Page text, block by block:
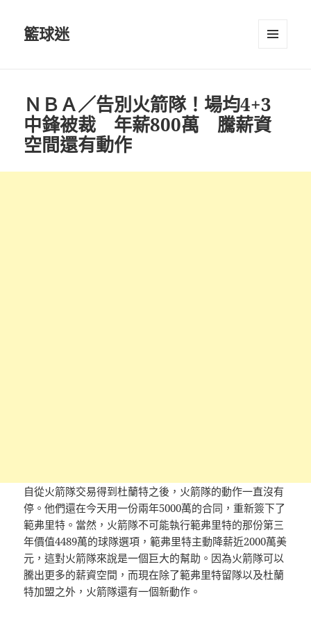
籃球迷
ＮＢＡ／告別火箭隊！場均4+3
中鋒被裁 年薪800萬 騰薪資
空間還有動作
自從火箭隊交易得到杜蘭特之後，火箭隊的動作一直沒有
停。他們還在今天用一份兩年5000萬的合同，重新簽下了
範弗里特。當然，火箭隊不可能執行範弗里特的那份第三
年價值4489萬的球隊選項，範弗里特主動降薪近2000萬美
元，這對火箭隊來說是一個巨大的幫助。因為火箭隊可以
騰出更多的薪資空間，而現在除了範弗里特留隊以及杜蘭
特加盟之外，火箭隊還有一個新動作。